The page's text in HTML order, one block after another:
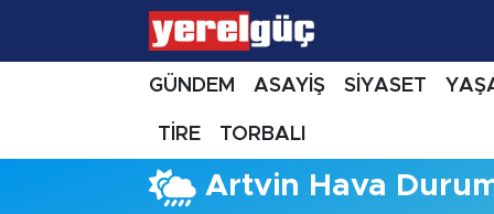
GÜNDEM ASAYİŞ SİYASET
TİRE TORBALI
Artvin Hava